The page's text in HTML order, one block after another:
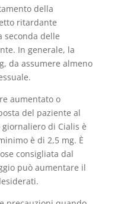
della
ritardante
seconda delle
In generale, la
da assumere almeno
aumentato o
del paziente al
di Cialis è
è di 2,5 mg. È
consigliata dal
può aumentare il